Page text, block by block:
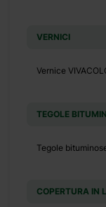
VERNICI
Vernice
TEGOLE
Tegole
COPERTURA IN
+ 500 €
+ 1100
+ 0 €
+ 600